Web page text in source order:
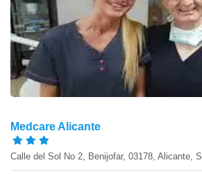
Medcare Alicante
Calle del Sol No 2, Benijofar, 03178, Alicante,